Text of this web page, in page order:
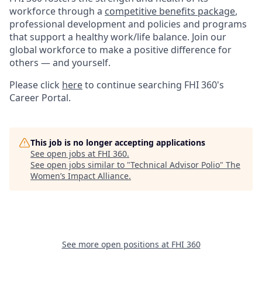
workforce through a competitive benefits package,
professional development and policies and programs
that support a healthy work/life balance. Join our
global workforce to make a positive difference for
others — and yourself.
Please click hereto continue searching FHI 360's
Career Portal.
This job is no longer accepting applications
See open jobs at FHI 360.
See open jobs similar to "Technical Advisor Polio" The
Women’s Impact Alliance.
See more open positions at FHI 360